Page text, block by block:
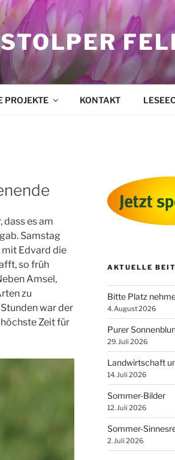
PROJEKTE KONTAKT
dass es am
Samstag
Edvard die
so früh
Amsel,
zu
war der
Zeit für
AKTUELLE
Bitte Platz
4. August 2026
Purer
29. Juli 2026
Landwirtschaft
14. Juli 2026
Sommer-Bilder
12. Juli 2026
Sommer-
2. Juli 2026